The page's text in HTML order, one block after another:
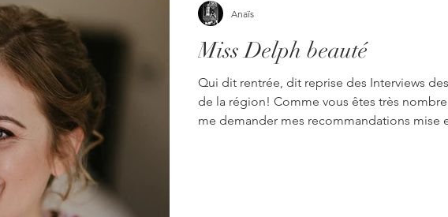
Miss Delph beauté
Qui dit rentrée, dit reprise des Interviews
de la région! Comme vous êtes très
me demander mes recommandations mise
Anaïs